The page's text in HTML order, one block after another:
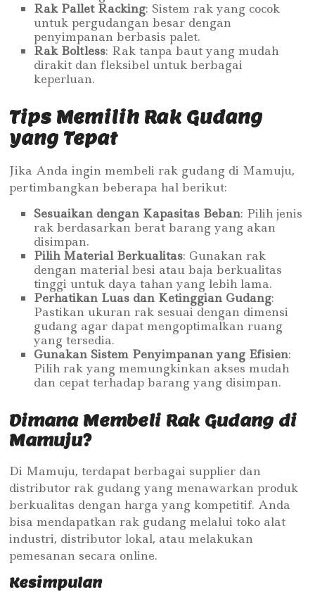
Rak Pallet Racking: Sistem rak yang cocok
untuk pergudangan besar dengan
penyimpanan berbasis palet.
Rak Boltless: Rak tanpa baut yang mudah
dirakit dan fleksibel untuk berbagai
keperluan.
Tips Memilih Rak Gudang
yang Tepat
Jika Anda ingin membeli rak gudang di Mamuju,
pertimbangkan beberapa hal berikut:
Sesuaikan dengan Kapasitas Beban: Pilih jenis
rak berdasarkan berat barang yang akan
disimpan.
Pilih Material Berkualitas: Gunakan rak
dengan material besi atau baja berkualitas
tinggi untuk daya tahan yang lebih lama.
Perhatikan Luas dan Ketinggian Gudang:
Pastikan ukuran rak sesuai dengan dimensi
gudang agar dapat mengoptimalkan ruang
yang tersedia.
Gunakan Sistem Penyimpanan yang Efisien:
Pilih rak yang memungkinkan akses mudah
dan cepat terhadap barang yang disimpan.
Dimana Membeli Rak Gudang di
Mamuju?
Di Mamuju, terdapat berbagai supplier dan
distributor rak gudang yang menawarkan produk
berkualitas dengan harga yang kompetitif. Anda
bisa mendapatkan rak gudang melalui toko alat
industri, distributor lokal, atau melakukan
pemesanan secara online.
Kesimpulan